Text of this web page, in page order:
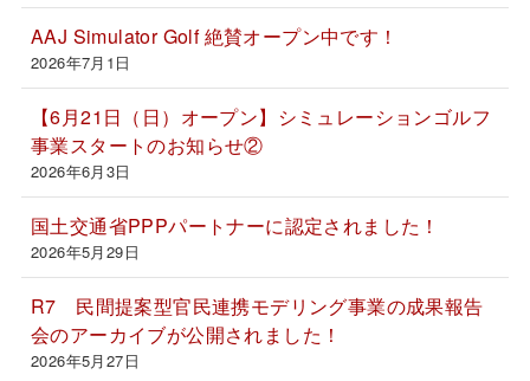
AAJ Simulator Golf 絶賛オープン中です！
2026年7月1日
【6月21日（日）オープン】シミュレーションゴルフ
事業スタートのお知らせ②
2026年6月3日
国土交通省PPPパートナーに認定されました！
2026年5月29日
R7 民間提案型官民連携モデリング事業の成果報告
会のアーカイブが公開されました！
2026年5月27日